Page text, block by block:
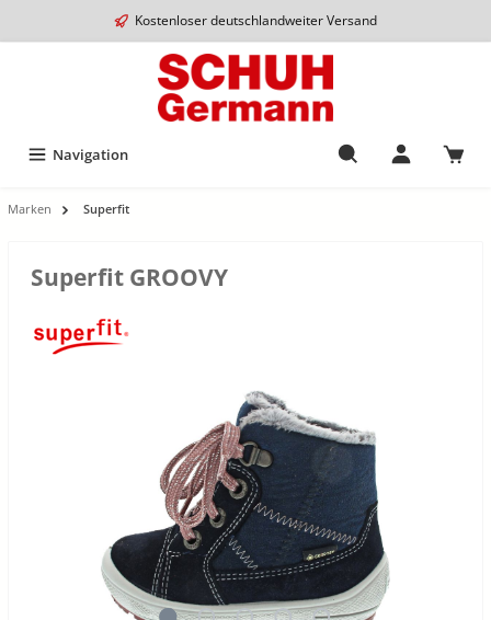
Kostenloser deutschlandweiter Versand
Navigation
Marken Superfit
Superfit GROOVY